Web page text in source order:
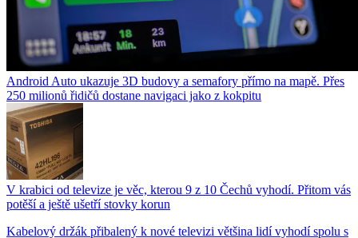
Android Auto ukazuje 3D budovy a semafory přímo na mapě. Přes
250 milionů řidičů dostane navigaci jako z kokpitu
V krabici od televize je věc, kterou 9 z 10 Čechů vyhodí. Přitom vás
potěší a ještě ušetří stovky korun
Kabelový držák přibalený k nové televizi většina lidí vyhodí spolu s